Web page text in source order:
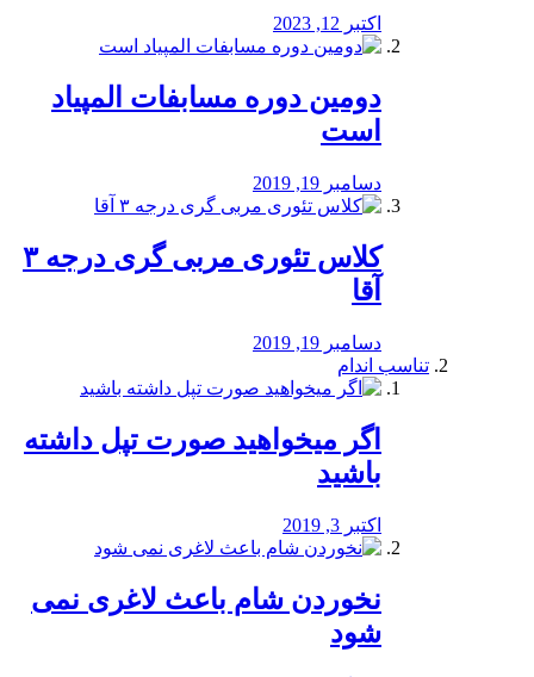
اکتبر 12, 2023
دومین دوره مسابفات المپیاد
است
دسامبر 19, 2019
کلاس تئوری مربی گری درجه ۳
آقا
دسامبر 19, 2019
تناسب اندام
اگر میخواهید صورت تپل داشته
باشید
اکتبر 3, 2019
نخوردن شام باعث لاغری نمی
‌شود